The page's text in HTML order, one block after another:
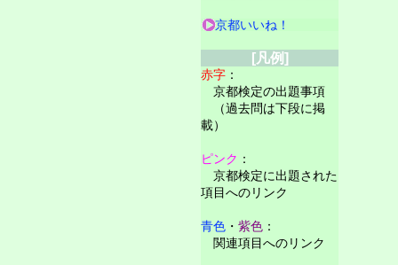
京都いいね！
[凡例]
赤字 ：
京都検定の出題事項
（過去問は下段に掲
載）
ピンク ：
京都検定に出題された
項目へのリンク
青色 ・ 紫色 ：
関連項目へのリンク